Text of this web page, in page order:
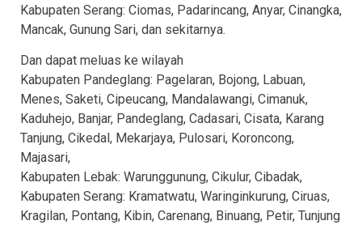
Kabupaten Serang: Ciomas, Padarincang, Anyar, Cinangka,
Mancak, Gunung Sari, dan sekitarnya.
Dan dapat meluas ke wilayah
Kabupaten Pandeglang: Pagelaran, Bojong, Labuan,
Menes, Saketi, Cipeucang, Mandalawangi, Cimanuk,
Kaduhejo, Banjar, Pandeglang, Cadasari, Cisata, Karang
Tanjung, Cikedal, Mekarjaya, Pulosari, Koroncong,
Majasari,
Kabupaten Lebak: Warunggunung, Cikulur, Cibadak,
Kabupaten Serang: Kramatwatu, Waringinkurung, Ciruas,
Kragilan, Pontang, Kibin, Carenang, Binuang, Petir, Tunjung